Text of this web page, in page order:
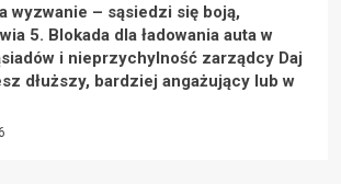
wyzwanie – sąsiedzi się boją,
5. Blokada dla ładowania auta w
i nieprzychylność zarządcy Daj
dłuższy, bardziej angażujący lub w